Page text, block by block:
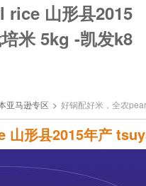
rice 山形县2015
米 5kg -凯发k8
亚马逊专区 > 好锅配好米，全农
山形县2015年产